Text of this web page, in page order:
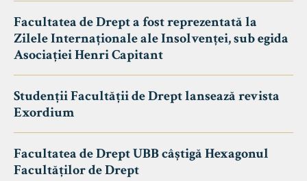
Facultatea de Drept a fost reprezentată la
Zilele Internaționale ale Insolvenței, sub egida
Asociației Henri Capitant
Studenții Facultății de Drept lansează revista
Exordium
Facultatea de Drept UBB câștigă Hexagonul
Facultăților de Drept